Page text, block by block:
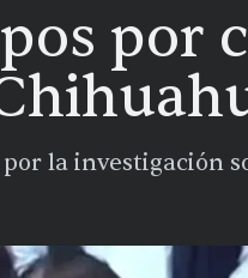
por
la investigación